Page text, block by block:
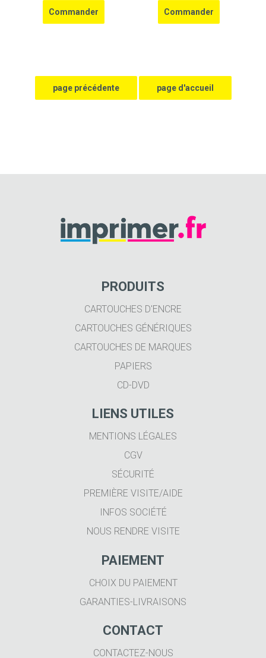
PRODUITS
CARTOUCHES D'ENCRE
CARTOUCHES GÉNÉRIQUES
CARTOUCHES DE MARQUES
PAPIERS
CD-DVD
LIENS UTILES
MENTIONS LÉGALES
CGV
SÉCURITÉ
PREMIÈRE VISITE/AIDE
INFOS SOCIÉTÉ
NOUS RENDRE VISITE
PAIEMENT
CHOIX DU PAIEMENT
GARANTIES-LIVRAISONS
CONTACT
CONTACTEZ-NOUS